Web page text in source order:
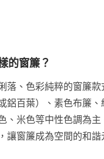
的窗簾？
落、色彩純粹的窗簾款
鋁百葉）、素色布簾、
、米色等中性色調為主
讓窗簾成為空間的和諧